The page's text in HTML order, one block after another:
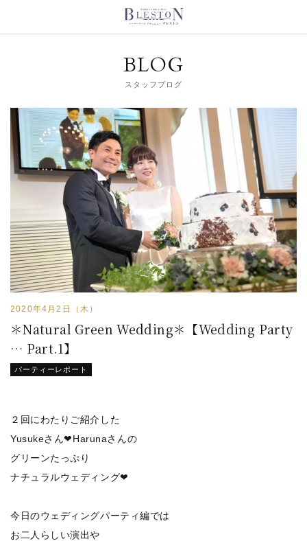
BLOG
スタッフブログ
2020年4月2日（木）
＊Natural Green Wedding＊【Wedding Party
… Part.1】
パーティーレポート
２回にわたりご紹介した
Yusukeさん❤Harunaさんの
グリーンたっぷり
ナチュラルウェディング❤
今日のウェディングパーティ編では
お二人らしい演出や